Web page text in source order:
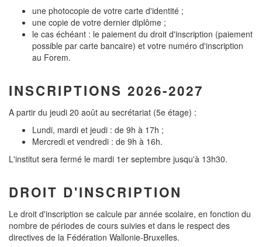
une photocopie de votre carte d'identité ;
une copie de votre dernier diplôme ;
le cas échéant : le paiement du droit d'inscription (paiement
possible par carte bancaire) et votre numéro d'inscription
au Forem.
INSCRIPTIONS 2026-2027
A partir du jeudi 20 août au secrétariat (5e étage) :
Lundi, mardi et jeudi : de 9h à 17h ;
Mercredi et vendredi : de 9h à 16h.
L'institut sera fermé le mardi 1er septembre jusqu'à 13h30.
DROIT D'INSCRIPTION
Le droit d'inscription se calcule par année scolaire, en fonction du
nombre de périodes de cours suivies et dans le respect des
directives de la Fédération Wallonie-Bruxelles.